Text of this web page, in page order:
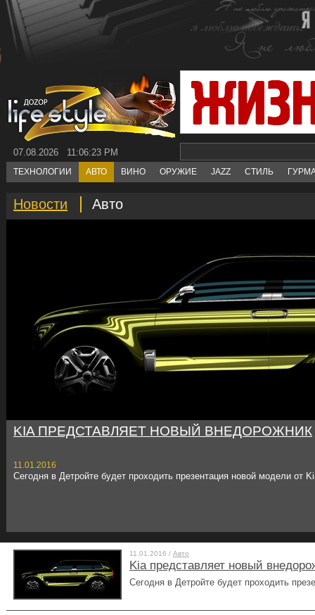
07.08.2026 11:06:23 PM
ТЕХНОЛОГИИ АВТО ВИНО ОРУЖИЕ JAZZ СТИЛЬ
Новости Авто
KIA ПРЕДСТАВЛЯЕТ НОВЫЙ ВНЕДОРОЖНИК
11.01.2016
Сегодня в Детройте будет проходить презентация новой модели от
11.01.2016 / Авто
Kia представляет новый
Сегодня в Детройте будет проходить